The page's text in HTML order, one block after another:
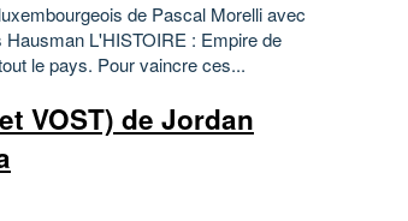
de Pascal Morelli avec
L'HISTOIRE : Empire de
le pays. Pour vaincre ces...
VOST) de Jordan